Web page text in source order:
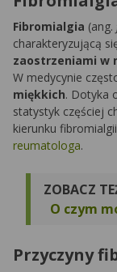
Fibromialgia (ang.
charakteryzującą
zaostrzeniami w
W medycynie
miękkich. Dotyka
statystyk częściej
kierunku
reumatologa.
ZOBACZ
O czym
Przyczyny